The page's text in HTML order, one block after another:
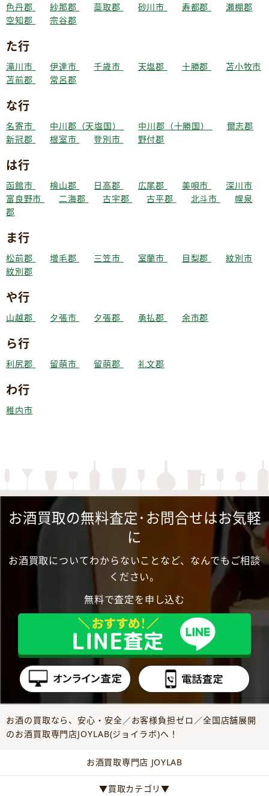
色丹郡
紗那郡 蘂取郡 砂川市 寿都郡
瀬棚郡
空知郡
宗谷郡
た行
滝川市 伊達市 千歳市 天塩郡 十勝郡
苫小牧市
苫前郡
常呂郡
な行
名寄市 中川郡（天塩国） 中川郡（十勝国）
爾志郡
新冠郡
根室市 登別市 野付郡
は行
函館市 檜山郡 日高郡 広尾郡 美唄市
深川市
富良野市
二海郡 古宇郡 古平郡 北斗市
幌泉
郡
ま行
松前郡 増毛郡 三笠市 室蘭市 目梨郡
紋別市
紋別郡
や行
山越郡 夕張市 夕張郡 勇払郡 余市郡
ら行
利尻郡 留萌市 留萌郡 礼文郡
わ行
稚内市
お酒買取の無料査定･お問合せはお気軽
に
お酒買取についてわからないことなど、なんでもご相談
ください。
無料で査定を申し込む
お酒の買取なら、安心・安全／お客様負担ゼロ／全国店舗展開
のお酒買取専門店JOYLAB(ジョイラボ)へ！
お酒買取専門店 JOYLAB
▼買取カテゴリ▼